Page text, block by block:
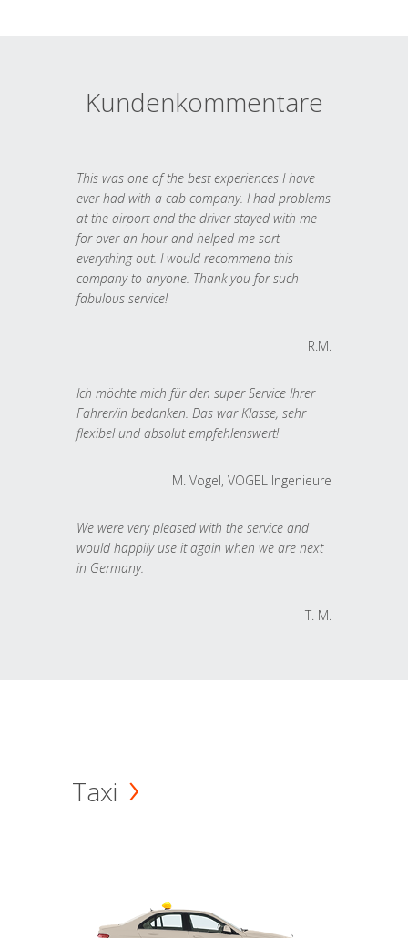
Kundenkommentare
This was one of the best experiences I have
ever had with a cab company. I had problems
at the airport and the driver stayed with me
for over an hour and helped me sort
everything out. I would recommend this
company to anyone. Thank you for such
fabulous service!
R.M.
Ich möchte mich für den super Service Ihrer
Fahrer/in bedanken. Das war Klasse, sehr
flexibel und absolut empfehlenswert!
M. Vogel, VOGEL Ingenieure
We were very pleased with the service and
would happily use it again when we are next
in Germany.
T. M.
Taxi